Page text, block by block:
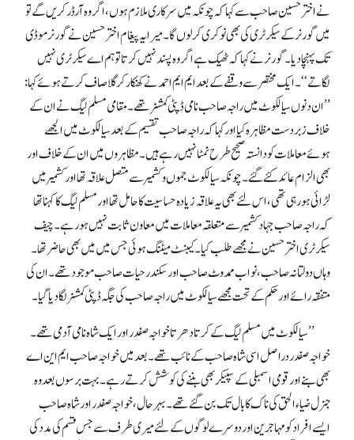
نے اختر حسین صاحب سے کہا کہ چونکہ میں سرکاری ملازم ہوں، اگر وہ آرڈر کریں گے تو
میں گورنر کے سیکرٹری کی بھی نوکری کر لوں گا۔ میرا یہ پیغام اختر حسین نے گورنر موڈی
تک پہنچا دیا۔ گورنر نے کہا کہ ٹھیک ہے اگر وہ پسندنہیں کرتا تو ہم اے سیکرٹری نہیں
لگاتے‘‘۔ ایک مختصر سے وقفے کے بعد ایم ایم احمدنے کھنکار کر گلا صاف کرتے ہوئے کہا:
’’ان دنوں سیالکوٹ میں راجہ صاحب نامی ڈپٹی کمشنر تھے۔ مقامی مسلم لیگ نے ان کے
خلاف زبردست مظاہرہ کیاا ور کہا کہ راجہ صاحب تقسیم کے بعد سیالکوٹ میں الجھے
ہوئے معاملات کودانستہ صحیح طرح نمٹا نہیں رہے ہیں۔ مظاہروں میں ان کے خلاف اور
بھی الزام عائد کئے گئے۔ چونکہ سیالکوٹ جموں وکشمیر سے متصل علاقہ تھا اور کشمیر میں
لڑائی ہو رہی تھی، اس لئے بھی یہ علاقہ زیادہ حساسیت کا حامل تھا اور مسلم لیگ کا کہنا تھا
کہ راجہ صاحب جہاد کشمیر سے متعلقہ معاملات میں معاون ثابت نہیں ہو رہے۔ چیف
سیکرٹری اختر حسین نے مجھے طلب کیا۔ کیبنٹ میٹنگ ہوئی جس میں میں بھی حاضر تھا۔
وہاں دولتانہ صاحب، نواب ممدوٹ صاحب اور سکندر حیات صاحب موجو د تھے۔ ان کی
متفقہ رائے اور حکم کے تحت مجھے سیالکوٹ میں راجہ صاحب کی جگہ ڈپٹی کمشنر لگادیا گیا۔
’’سیالکوٹ میں مسلم لیگ کے کرتا دھرتا خواجہ صفدر اور ایک شاہ نامی آدمی تھے۔
خواجہ صفدر دراصل اسی شاہ صاحب کے نائب تھے۔ بعد میں خواجہ صاحب ایم این اے
بھی بنے اور قومی اسمبلی کے سپیکر بھی بننے کی کوشش کرتے رہے۔ بہت برسوں بعد وہ
جنرل ضیاء الحق کی ناک کا بال تک بن گئے تھے۔ بہرحال، خواجہ صفدر اور شاہ صاحب
ایسے افراد کو مہاجرین اور دوسرے لوگو ں کے لئے میری طرف سے جس قسم کی مدد کی